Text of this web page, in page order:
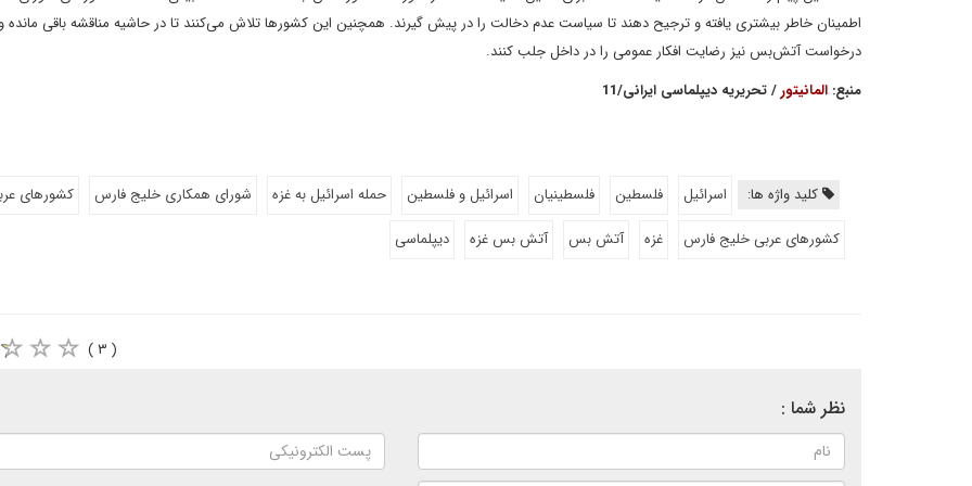
اطمینان خاطر بیشتری یافته و ترجیح دهند تا سیاست عدم دخالت را در پیش گیرند. همچنین این کشورها تلاش می‌‌کنند تا در حاشیه مناقشه باقی مانده
درخواست آتش‌‌بس نیز رضایت افکار عمومی را در داخل جلب کنند.
منبع: المانیتور/ تحریریه دیپلماسی ایرانی/11
کلید واژه ها: اسرائیل فلسطین فلسطینیان اسرائیل و فلسطین حمله اسرائیل به غزه شورای همکاری خلیج فارس
کشورهای
کشورهای عربی خلیج فارس
غزه آتش بس آتش بس غزه دیپلماسی
( ۳ )
نظر شما :